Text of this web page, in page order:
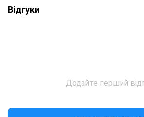
Відгуки
Додайте перший